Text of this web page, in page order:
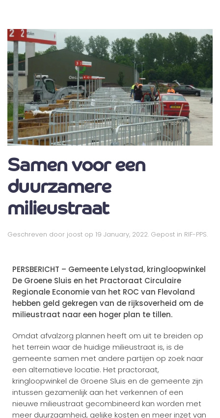
Samen voor een
duurzamere
milieustraat
Geschreven door joost op 19 January, 2022. Gepost in RIF-PPS.
PERSBERICHT – Gemeente Lelystad, kringloopwinkel
De Groene Sluis en het Practoraat Circulaire
Regionale Economie van het ROC van Flevoland
hebben geld gekregen van de rijksoverheid om de
milieustraat naar een hoger plan te tillen.
Omdat afvalzorg plannen heeft om uit te breiden op
het terrein waar de huidige milieustraat is, is de
gemeente samen met andere partijen op zoek naar
een alternatieve locatie. Het practoraat,
kringloopwinkel de Groene Sluis en de gemeente zijn
intussen gezamenlijk aan het verkennen of een
nieuwe milieustraat gecombineerd kan worden met
meer duurzaamheid, gelijke kosten en meer inzet van